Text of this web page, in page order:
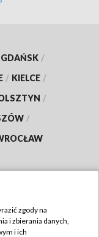
GDAŃSK /
/ KIELCE /
/
/
zgody na
i zbierania danych,
i ich